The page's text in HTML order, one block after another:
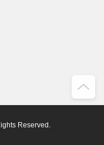
Reserved.